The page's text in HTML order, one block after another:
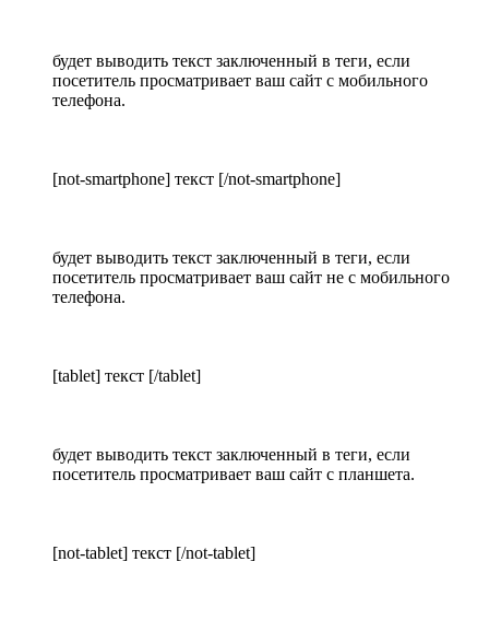
будет выводить текст заключенный в теги, если
посетитель просматривает ваш сайт с мобильного
телефона.
[not-smartphone] текст [/not-smartphone]
будет выводить текст заключенный в теги, если
посетитель просматривает ваш сайт не с мобильного
телефона.
[tablet] текст [/tablet]
будет выводить текст заключенный в теги, если
посетитель просматривает ваш сайт с планшета.
[not-tablet] текст [/not-tablet]